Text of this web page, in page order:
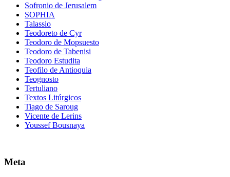
Sofronio de Jerusalem
SOPHIA
Talassio
Teodoreto de Cyr
Teodoro de Mopsuesto
Teodoro de Tabenisi
Teodoro Estudita
Teofilo de Antioquia
Teognosto
Tertuliano
Textos Litúrgicos
Tiago de Saroug
Vicente de Lerins
Youssef Bousnaya
Meta